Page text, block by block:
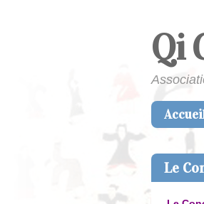
Qi
Menu
Skip to
Le